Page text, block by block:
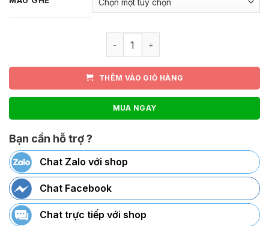
Ghế nhựa đúc cao phong cách Bắc
THÊM VÀO GIỎ HÀNG
MUA NGAY
Bạn cần hỗ trợ ?
Chat Zalo với shop
Chat Facebook
Chat trực tiếp với shop